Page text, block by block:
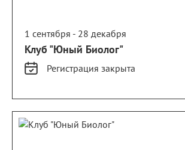
1 сентября - 28 декабря
Клуб "Юный Биолог"
Регистрация закрыта